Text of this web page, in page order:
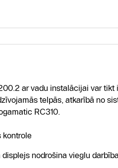
ar vadu instalācijai var
telpās, atkarībā no
RC310.
kontrole
nodrošina vieglu